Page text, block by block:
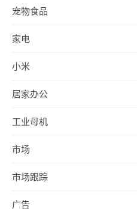
宠物食品
家电
小米
居家办公
工业母机
市场
市场跟踪
广告